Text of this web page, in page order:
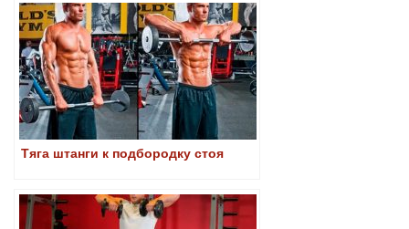
Тяга штанги к подбородку стоя